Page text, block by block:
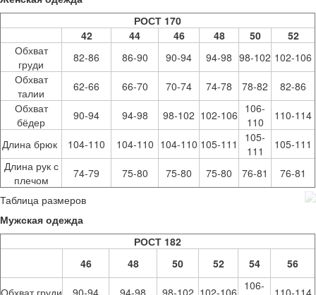
РОСТ 170
42
44 46 48 50
52
Обхват
груди
82-86 86-90 90-94 94-98 98-102 102-106
Обхват
талии
62-66 66-70 70-74 74-78 78-82
82-86
Обхват
бёдер
90-94 94-98 98-102 102-106 106-
110
110-114
Длина брюк 104-110 104-110 104-110 105-111
105-
111
105-111
Длина рук с
плечом
74-79 75-80 75-80 75-80 76-81
76-81
Таблица размеров
Мужская одежда
РОСТ 182
46
48 50 52 54 56
Обхват груди 90-94 94-98 98-102 102-106 106-
110-114